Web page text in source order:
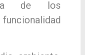
de los
funcionalidad